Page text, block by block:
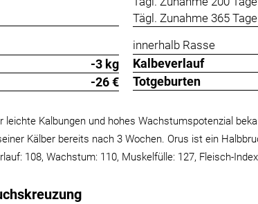
Tägl. Zunahme 365
-3 kg
-26 €
innerhalb Rasse
Kalbeverlauf
Totgeburten
leichte Kalbungen und hohes Wachstumspotenzial
Kälber bereits nach 3 Wochen. Orus ist ein
108, Wachstum: 110, Muskelfülle: 127, Fleisch-